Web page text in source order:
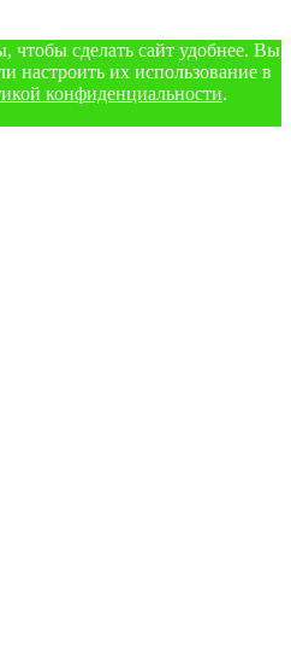
чтобы сделать сайт удобнее. Вы
настроить их использование в
конфиденциальности.